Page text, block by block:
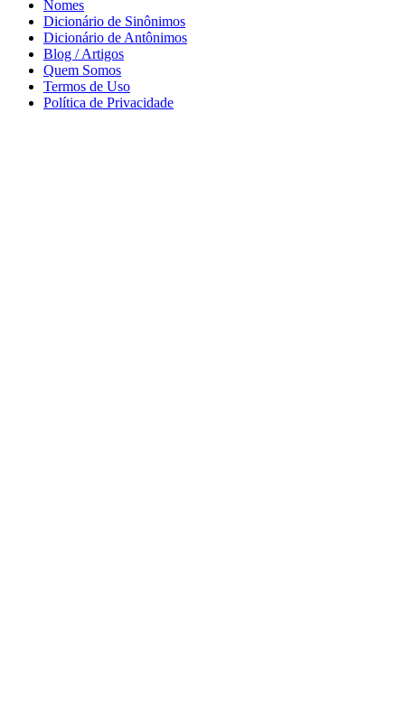
Nomes
Dicionário de Sinônimos
Dicionário de Antônimos
Blog / Artigos
Quem Somos
Termos de Uso
Política de Privacidade